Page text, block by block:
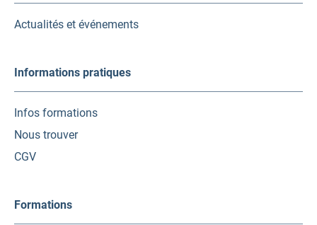
nouvel
nouvel
Actualités et événements
Informations pratiques
Infos formations
Nous trouver
CGV
Formations